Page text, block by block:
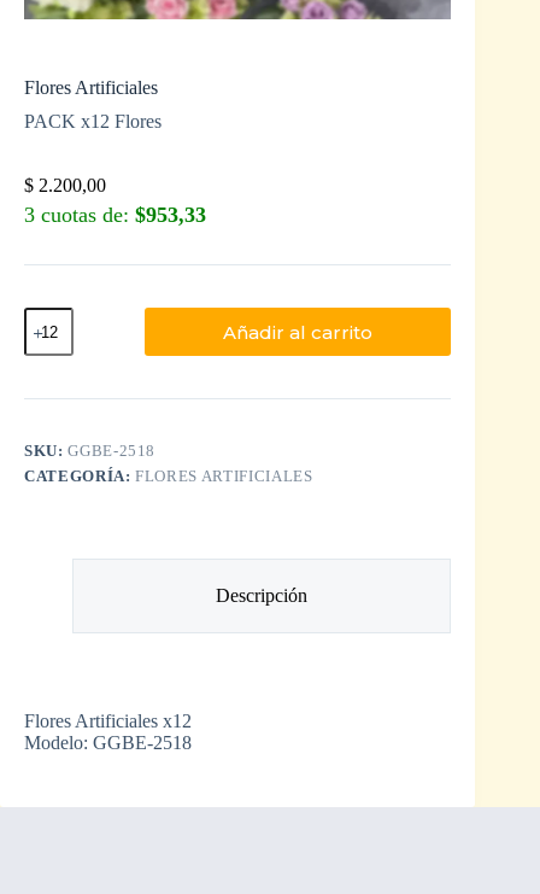
Flores Artificiales
PACK x12 Flores
$ 2.200,00
3 cuotas de: $953,33
Añadir al carrito
SKU:GGBE-2518
CATEGORÍA:FLORES ARTIFICIALES
Descripción
Flores Artificiales x12
Modelo: GGBE-2518